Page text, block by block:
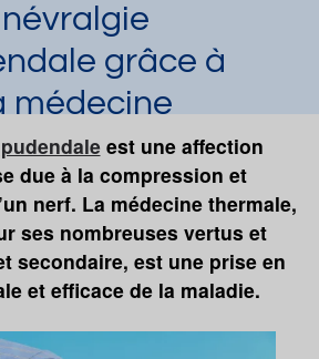
névralgie
grâce à
médecine
thermale
parLaura Dupuyle 22/08/2019
à jour le 16/08/2022
Les-Bains
Néris-les-Bains
est une affection
due à la compression et
nerf. La médecine thermale,
ses nombreuses vertus et
secondaire, est une prise en
et efficace de la maladie.